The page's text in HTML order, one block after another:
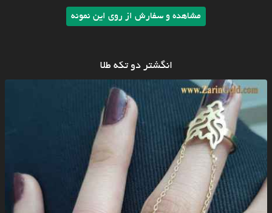
مشاهده و سفارش از روی این نمونه
انگشتر دو تکه طلا